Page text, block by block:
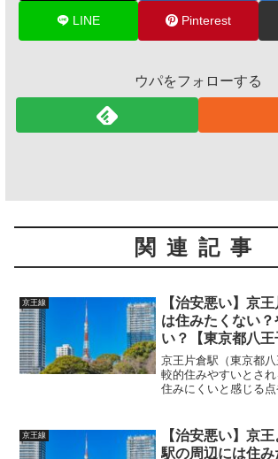
LINE Pinterest
ウパをフォローする
関連記事
京王線
【治安悪い】京
は住みたくない
い？【東京都八王
京王片倉駅（東京都
較的住みやすいとされ
住みにくいと感じる点
window.adsbygoogle
京王線
【治安悪い】京
駅の周辺には住